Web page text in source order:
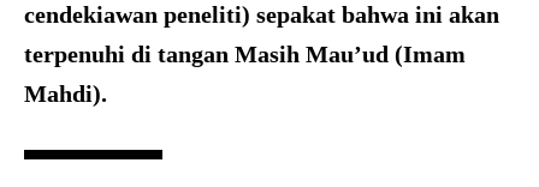
cendekiawan peneliti) sepakat bahwa ini akan
terpenuhi di tangan Masih Mau’ud (Imam
Mahdi).